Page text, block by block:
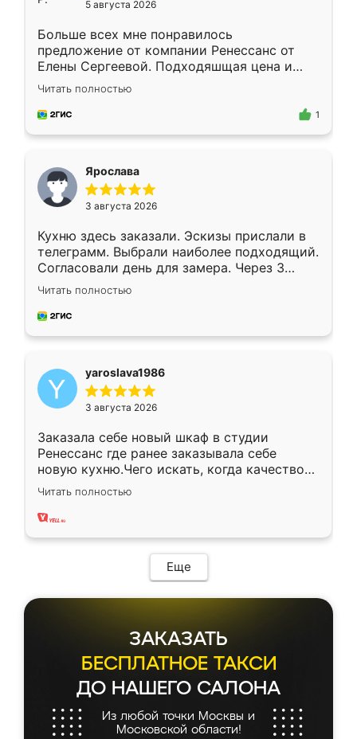
5 августа 2026
Больше всех мне понравилось
предложение от компании Ренессанс от
Елены Сергеевой. Подходяшщая цена и
короткие сроки изготовления. Приехавший
для замера сотрудник Владислав
предложил по моему эскизу самый
Читать полностью
1
Ярослава
3 августа 2026
Кухню здесь заказали. Эскизы прислали в
телеграмм. Выбрали наиболее подходящий.
Согласовали день для замера. Через 3
недели кухня была уже готова. Остались
довольны работой. Спасибо Ренессанс
мебель за качественную работу!
Читать полностью
yaroslava1986
3 августа 2026
Заказала себе новый шкаф в студии
Ренессанс где ранее заказывала себе
новую кухню.Чего искать, когда качеством
вполне довольна. Служит кухня уже почти
два года, нареканий нет.
Читать полностью
Еще
ЗАКАЗАТЬ
БЕСПЛАТНОЕ ТАКСИ
ДО НАШЕГО САЛОНА
Из любой точки Москвы и
Московской области!